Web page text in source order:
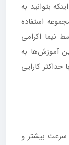
بتوانید به
استفاده
نیما اکرامی
آموزش‌ها به
کارایی
سرعت بیشتر و